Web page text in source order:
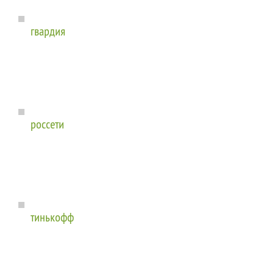
гвардия
россети
тинькофф